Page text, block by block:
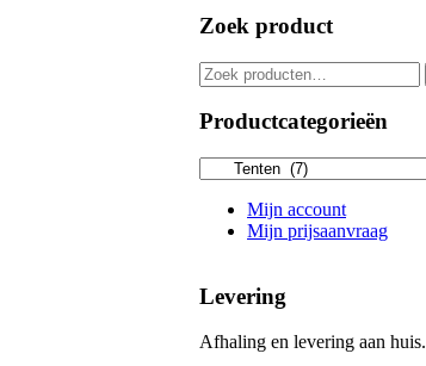
Zoek product
Zoeken
naar:
Productcategorieën
Mijn account
Mijn prijsaanvraag
Levering
Afhaling en levering aan huis.